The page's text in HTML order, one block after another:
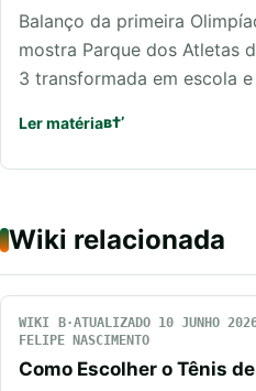
Balanço da primeira
mostra Parque dos Atletas
3 transformada em escola
Ler matéria
Wiki relacionada
WIKI ATUALIZADO 10 JUNHO
FELIPE NASCIMENTO
Como Escolher o Tênis